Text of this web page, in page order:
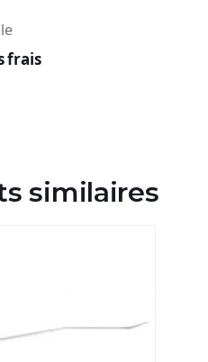
frais
similaires​